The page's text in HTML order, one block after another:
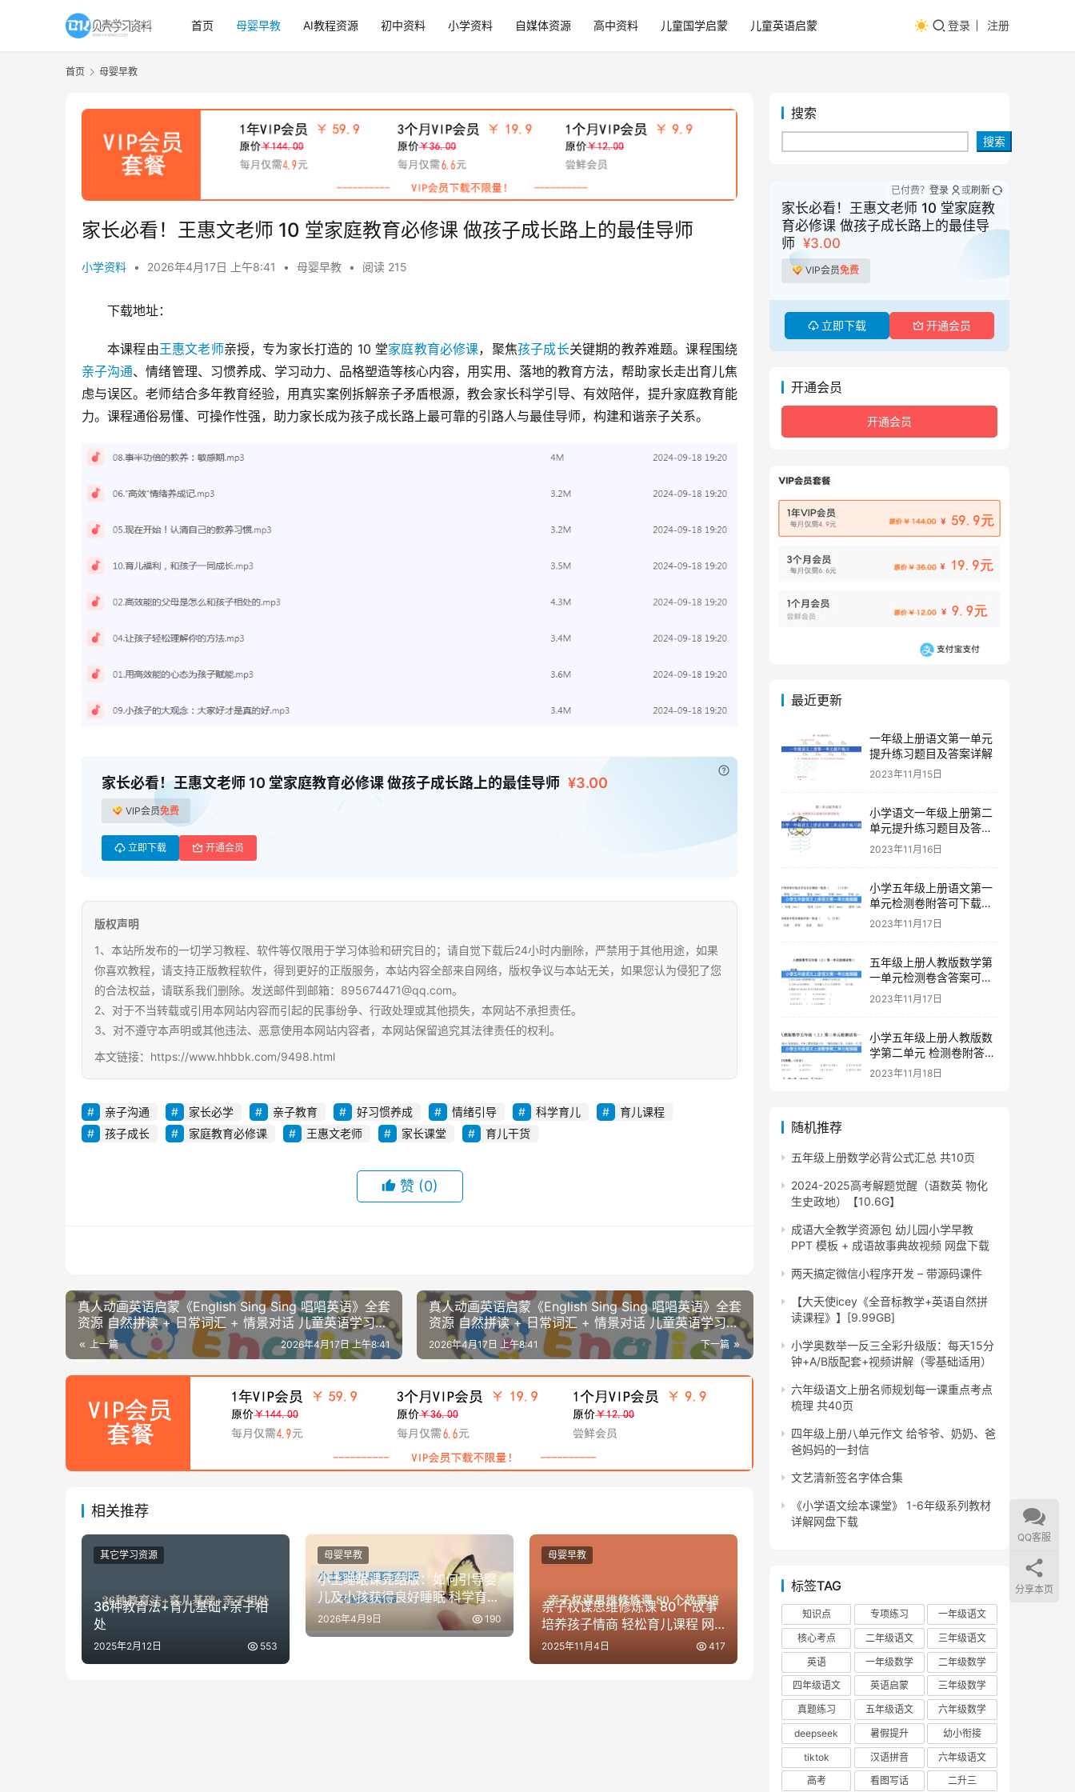
首页 母婴早教 AI教程资源 初中资料 小学资料 自媒体资源 高中资料 儿童国学启蒙 儿童英语启蒙 登录 注册
首页 母婴早教
家长必看！王惠文老师 10 堂家庭教育必修课 做孩子成长路上的最佳导师
小学资料 • 2026年4月17日 上午8:41 • 母婴早教 • 阅读 215
下载地址：
本课程由王惠文老师亲授，专为家长打造的 10 堂家庭教育必修课，聚焦孩子成长关键期的教养难题。课程围绕
亲子沟通、情绪管理、习惯养成、学习动力、品格塑造等核心内容，用实用、落地的教育方法，帮助家长走出育儿焦
虑与误区。老师结合多年教育经验，用真实案例拆解亲子矛盾根源，教会家长科学引导、有效陪伴，提升家庭教育能
力。课程通俗易懂、可操作性强，助力家长成为孩子成长路上最可靠的引路人与最佳导师，构建和谐亲子关系。
家长必看！王惠文老师 10 堂家庭教育必修课 做孩子成长路上的最佳导师 ¥3.00
VIP会员免费
立即下载 开通会员
或
版权声明
1、本站所发布的一切学习教程、软件等仅限用于学习体验和研究目的；请自觉下载后24小时内删除，严禁用于其他用途，如果
你喜欢教程，请支持正版教程软件，得到更好的正版服务，本站内容全部来自网络，版权争议与本站无关，如果您认为侵犯了您
的合法权益，请联系我们删除。发送邮件到邮箱：895674471@qq.com。
2、对于不当转载或引用本网站内容而引起的民事纷争、行政处理或其他损失，本网站不承担责任。
3、对不遵守本声明或其他违法、恶意使用本网站内容者，本网站保留追究其法律责任的权利。
本文链接：https://www.hhbbk.com/9498.html
亲子沟通 家长必学 亲子教育 好习惯养成 情绪引导 科学育儿
育儿课程
孩子成长
家庭教育必修课 王惠文老师 家长课堂 育儿干货
赞 (0)
真人动画英语启蒙《English Sing Sing 唱唱英语》全套
资源 自然拼读 + 日常词汇 + 情景对话 儿童英语学习神
上一篇 2026年4月17日 上午8:41
真人动画英语启蒙《English Sing Sing 唱唱英语》全套
资源 自然拼读 + 日常词汇 + 情景对话 儿童英语学习神
器
下一篇
2026年4月17日 上午8:41
相关推荐
36种教育法+育儿基础+亲子相
处
2025年2月12日 553
其它学习资源
小土睡眠课完结版：如何引导婴
儿及小孩获得良好睡眠 科学育儿
视频课
2026年4月9日 190
母婴早教
亲子权谋思维修炼课 80 个故事
培养孩子情商 轻松育儿课程 网
盘下载
2025年11月4日 417
母婴早教
搜索
搜索
家长必看！王惠文老师 10 堂家庭教
育必修课 做孩子成长路上的最佳导
师 ¥3.00
VIP会员免费
立即下载 开通会员
已付费？ 登录 或刷新
开通会员
开通会员
最近更新
一年级上册语文第一单元
提升练习题目及答案详解
2023年11月15日
小学语文一年级上册第二
单元提升练习题目及答案
下载
2023年11月16日
小学五年级上册语文第一
单元检测卷附答可下载打
印
2023年11月17日
五年级上册人教版数学第
一单元检测卷含答案可下
载打印
2023年11月17日
小学五年级上册人教版数
学第二单元 检测卷附答案
下载
2023年11月18日
随机推荐
五年级上册数学必背公式汇总 共10页
2024-2025高考解题觉醒（语数英 物化
生史政地）【10.6G】
成语大全教学资源包 幼儿园小学早教
PPT 模板 + 成语故事典故视频 网盘下载
两天搞定微信小程序开发 – 带源码课件
【大天使icey《全音标教学+英语自然拼
读课程》】[9.99GB]
小学奥数举一反三全彩升级版：每天15分
钟+A/B版配套+视频讲解（零基础适用）
六年级语文上册名师规划每一课重点考点
梳理 共40页
四年级上册八单元作文 给爷爷、奶奶、爸
爸妈妈的一封信
文艺清新签名字体合集
《小学语文绘本课堂》 1-6年级系列教材
详解网盘下载
标签TAG
知识点 专项练习
一年级语文
核心考点
二年级语文
三年级语文
英语
一年级数学
二年级数学
四年级语文
英语启蒙
三年级数学
真题练习
五年级语文
六年级数学
deepseek
暑假提升
幼小衔接
tiktok
汉语拼音
六年级语文
高考
看图写话 二升三
QQ客服
分享本页